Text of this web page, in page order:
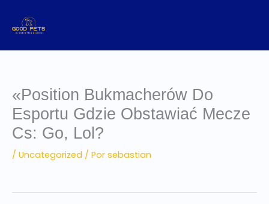
contenido
«Position Bukmacherów Do
Esportu Gdzie Obstawiać Mecze
Cs: Go, Lol?
/ Uncategorized / Por sebastian